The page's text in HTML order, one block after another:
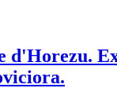
d'Horezu.